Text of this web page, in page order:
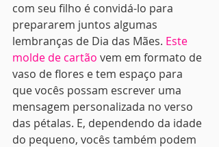
com seu filho é convidá-lo para
prepararem juntos algumas
lembranças de Dia das Mães. Este
molde de cartão vem em formato de
vaso de flores e tem espaço para
que vocês possam escrever uma
mensagem personalizada no verso
das pétalas. E, dependendo da idade
do pequeno, vocês também podem